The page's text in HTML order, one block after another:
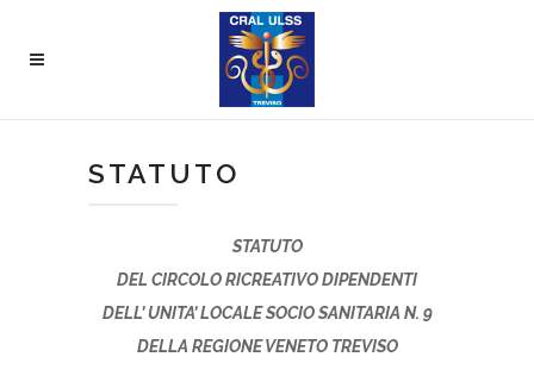
STATUTO
STATUTO
DEL CIRCOLO RICREATIVO DIPENDENTI
DELL’ UNITA’ LOCALE SOCIO SANITARIA N. 9
DELLA REGIONE VENETO TREVISO